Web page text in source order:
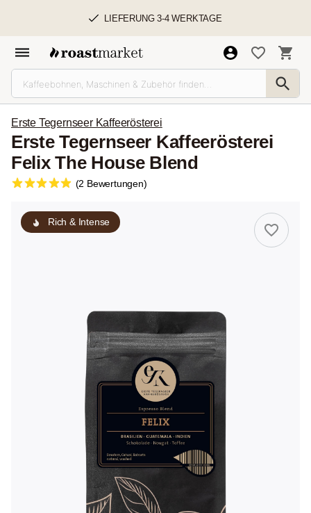
LIEFERUNG 3-4 WERKTAGE
Erste Tegernseer Kaffeerösterei
Erste Tegernseer Kaffeerösterei
Felix The House Blend
(2 Bewertungen)
Rich & Intense